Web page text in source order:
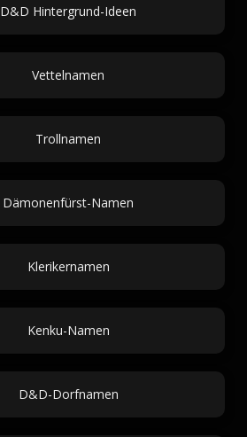
D&D Hintergrund-Ideen
Vettelnamen
Trollnamen
Dämonenfürst-Namen
Klerikernamen
Kenku-Namen
D&D-Dorfnamen